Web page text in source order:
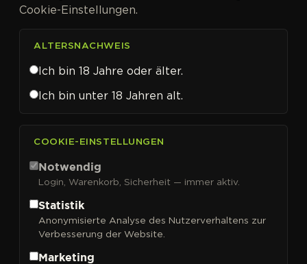
In House Genetics
Sortieren nach
Cookie-Einstellungen.
ALTERSNACHWEIS
Ich bin 18 Jahre oder älter.
Ich bin unter 18 Jahren alt.
COOKIE-EINSTELLUNGEN
Notwendig
Login, Warenkorb, Sicherheit — immer aktiv.
Statistik
Anonymisierte Analyse des Nutzerverhaltens zur
Verbesserung der Website.
Marketing